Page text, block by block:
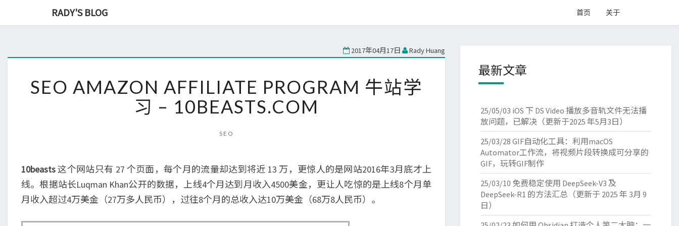
RADY'S BLOG 首页 关于
2017年04月17日 Rady Huang
AMAZON
AFFILIATE
PROGRAM
站
–
10BEASTS.COM
SEO AMAZON AFFILIATE PROGRAM 牛站学
习 – 10BEASTS.COM
SEO
10beasts这个网站只有 27 个页面，每个月的流量却达到将近 13 万，更惊人的是网站2016年3月底才上
线。根据站长Luqman Khan公开的数据，上线4个月达到月收入4500美金，更让人吃惊的是上线8个月单
月收入超过4万美金（27万多人民币），过往8个月的总收入达10万美金（68万8人民币）。
最新文章
25/05/03 iOS 下 DS Video 播放多音轨文件无法播
放问题，已解决（更新于2025 年5月3日）
25/03/28 GIF自动化工具：利用macOS
Automator工作流，将视频片段转换成可分享的
GIF，玩转GIF制作
25/03/10 免费稳定使用 DeepSeek-V3 及
DeepSeek-R1 的方法汇总（更新于 2025 年 3月 9
日）